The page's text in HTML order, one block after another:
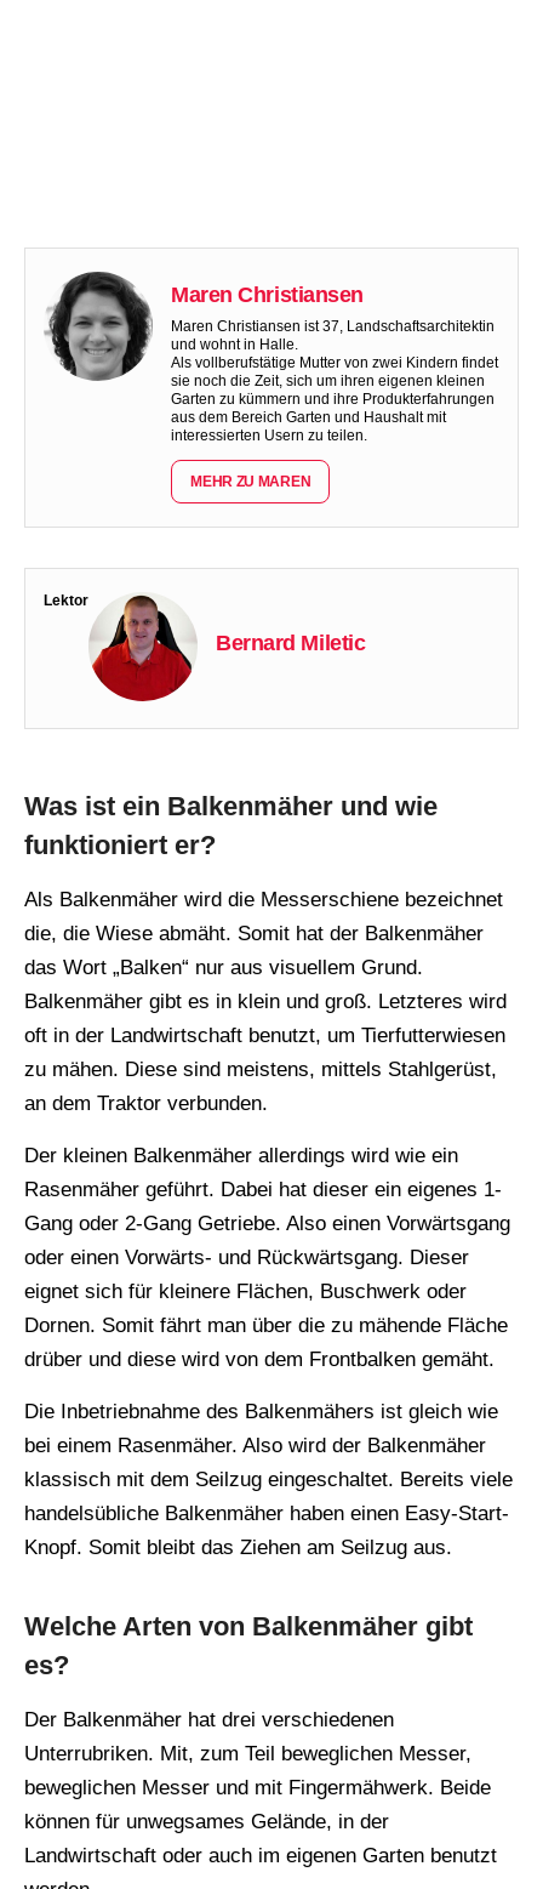
Maren Christiansen
Maren Christiansen ist 37, Landschaftsarchitektin
und wohnt in Halle.
Als vollberufstätige Mutter von zwei Kindern findet
sie noch die Zeit, sich um ihren eigenen kleinen
Garten zu kümmern und ihre Produkterfahrungen
aus dem Bereich Garten und Haushalt mit
interessierten Usern zu teilen.
MEHR ZU MAREN
Lektor
Bernard Miletic
Was ist ein Balkenmäher und wie
funktioniert er?
Als Balkenmäher wird die Messerschiene bezeichnet
die, die Wiese abmäht. Somit hat der Balkenmäher
das Wort „Balken“ nur aus visuellem Grund.
Balkenmäher gibt es in klein und groß. Letzteres wird
oft in der Landwirtschaft benutzt, um Tierfutterwiesen
zu mähen. Diese sind meistens, mittels Stahlgerüst,
an dem Traktor verbunden.
Der kleinen Balkenmäher allerdings wird wie ein
Rasenmäher geführt. Dabei hat dieser ein eigenes 1-
Gang oder 2-Gang Getriebe. Also einen Vorwärtsgang
oder einen Vorwärts- und Rückwärtsgang. Dieser
eignet sich für kleinere Flächen, Buschwerk oder
Dornen. Somit fährt man über die zu mähende Fläche
drüber und diese wird von dem Frontbalken gemäht.
Die Inbetriebnahme des Balkenmähers ist gleich wie
bei einem Rasenmäher. Also wird der Balkenmäher
klassisch mit dem Seilzug eingeschaltet. Bereits viele
handelsübliche Balkenmäher haben einen Easy-Start-
Knopf. Somit bleibt das Ziehen am Seilzug aus.
Welche Arten von Balkenmäher gibt
es?
Der Balkenmäher hat drei verschiedenen
Unterrubriken. Mit, zum Teil beweglichen Messer,
beweglichen Messer und mit Fingermähwerk. Beide
können für unwegsames Gelände, in der
Landwirtschaft oder auch im eigenen Garten benutzt